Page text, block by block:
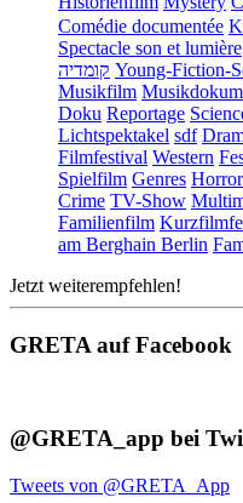
Comédie documentée
Spectacle son et lumière
קומדיה Young-Fiction-
Musikfilm
Doku Reportage
Lichtspektakel sdf
Filmfestival Western
Spielfilm Genres
Crime TV-Show
Familienfilm
am Berghain Berlin
Jetzt weiterempfehlen!
GRETA auf Facebook
@GRETA_app bei
Tweets von @GRETA_App